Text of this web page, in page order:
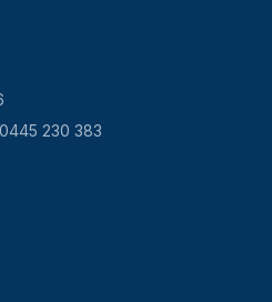
0445 230 383